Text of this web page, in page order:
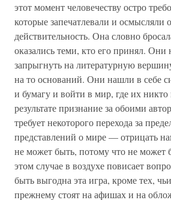
этот момент человечеству остро
которые запечатлевали и
действительность. Она словно
оказались теми, кто его принял. Они
запрыгнуть на литературную
на то оснований. Они нашли в себе
и бумагу и войти в мир, где их
результате признание за обоими
требует некоторого перехода за
представлений о мире — отрицать
не может быть, потому что не может
этом случае в воздухе повисает
быть выгодна эта игра, кроме тех,
прежнему стоят на афишах и на